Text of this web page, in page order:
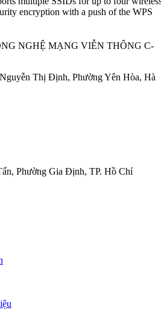
encryption with a push of the WPS
NGHỆ MẠNG VIỄN THÔNG C-
Thị Định, Phường Yên Hòa, Hà
Phường Gia Định, TP. Hồ Chí